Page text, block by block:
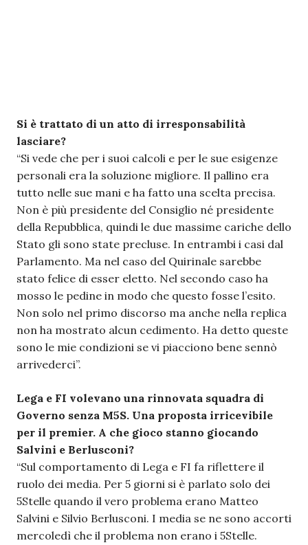
Si è trattato di un atto di irresponsabilità
lasciare?
“Si vede che per i suoi calcoli e per le sue esigenze
personali era la soluzione migliore. Il pallino era
tutto nelle sue mani e ha fatto una scelta precisa.
Non è più presidente del Consiglio né presidente
della Repubblica, quindi le due massime cariche dello
Stato gli sono state precluse. In entrambi i casi dal
Parlamento. Ma nel caso del Quirinale sarebbe
stato felice di esser eletto. Nel secondo caso ha
mosso le pedine in modo che questo fosse l’esito.
Non solo nel primo discorso ma anche nella replica
non ha mostrato alcun cedimento. Ha detto queste
sono le mie condizioni se vi piacciono bene sennò
arrivederci”.
Lega e FI volevano una rinnovata squadra di
Governo senza M5S. Una proposta irricevibile
per il premier. A che gioco stanno giocando
Salvini e Berlusconi?
“Sul comportamento di Lega e FI fa riflettere il
ruolo dei media. Per 5 giorni si è parlato solo dei
5Stelle quando il vero problema erano Matteo
Salvini e Silvio Berlusconi. I media se ne sono accorti
mercoledì che il problema non erano i 5Stelle.